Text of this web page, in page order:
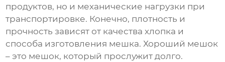
продуктов, но и механические нагрузки при
транспортировке. Конечно, плотность и
прочность зависят от качества хлопка и
способа изготовления мешка. Хороший мешок
– это мешок, который прослужит долго.